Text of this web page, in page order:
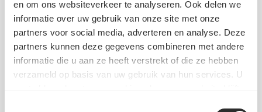
en om ons websiteverkeer te analyseren. Ook delen we
informatie over uw gebruik van onze site met onze
partners voor social media, adverteren en analyse. Deze
partners kunnen deze gegevens combineren met andere
informatie die u aan ze heeft verstrekt of die ze hebben
verzameld op basis van uw gebruik van hun services. U
Ambachtelijk Potje
45g
4,19 2,99